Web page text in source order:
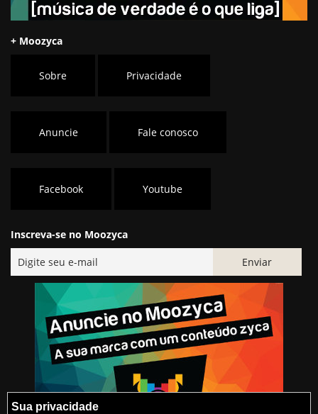
+ Moozyca
Sobre Privacidade
Anuncie Fale conosco
Facebook Youtube
Inscreva-se no Moozyca
Sua privacidade